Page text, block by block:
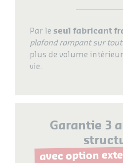
Par le seul fabricant
plafond rampant sur
plus de volume
vie.
Garantie 3
avec option